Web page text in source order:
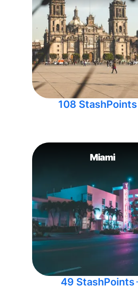
108 StashPoints
Miami
49 StashPoints